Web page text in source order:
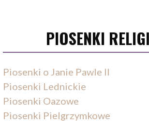
PIOSENKI
Piosenki o Janie Pawle II
Piosenki Lednickie
Piosenki Oazowe
Piosenki Pielgrzymkowe